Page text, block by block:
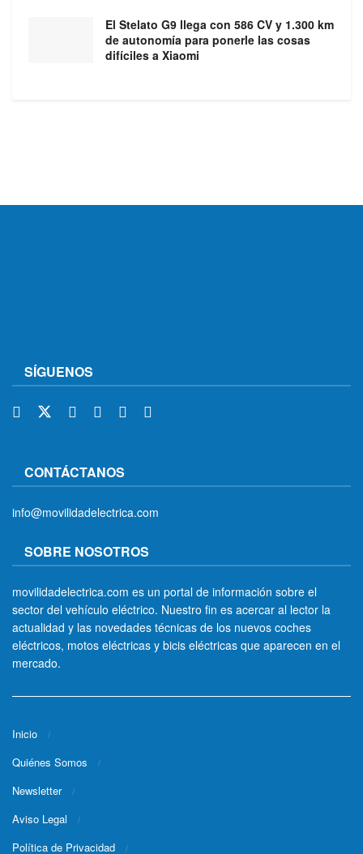
El Stelato G9 llega con 586 CV y 1.300 km
de autonomía para ponerle las cosas
difíciles a Xiaomi
SÍGUENOS
CONTÁCTANOS
info@movilidadelectrica.com
SOBRE NOSOTROS
movilidadelectrica.com es un portal de información sobre el
sector del vehículo eléctrico. Nuestro fin es acercar al lector la
actualidad y las novedades técnicas de los nuevos coches
eléctricos, motos eléctricas y bicis eléctricas que aparecen en el
mercado.
Inicio
Quiénes Somos
Newsletter
Aviso Legal
Política de Privacidad